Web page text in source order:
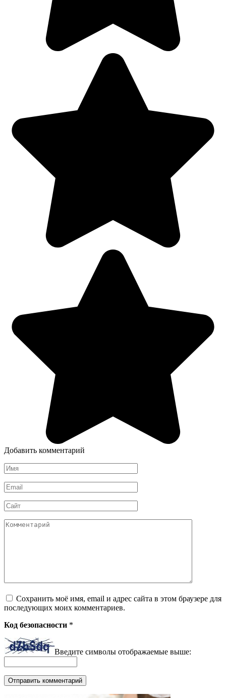
Добавить комментарий
Имя
*
Email
*
Сайт
Комментарий
Сохранить моё имя, email и адрес сайта в этом браузере для
последующих моих комментариев.
Код безопасности *
Введите символы отображаемые выше: